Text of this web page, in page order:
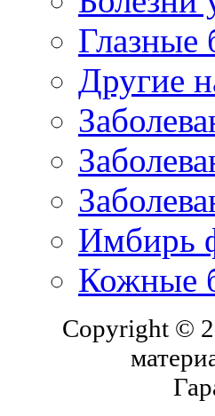
Глазные
Другие
Имбирь
Кожные
Copyright ©